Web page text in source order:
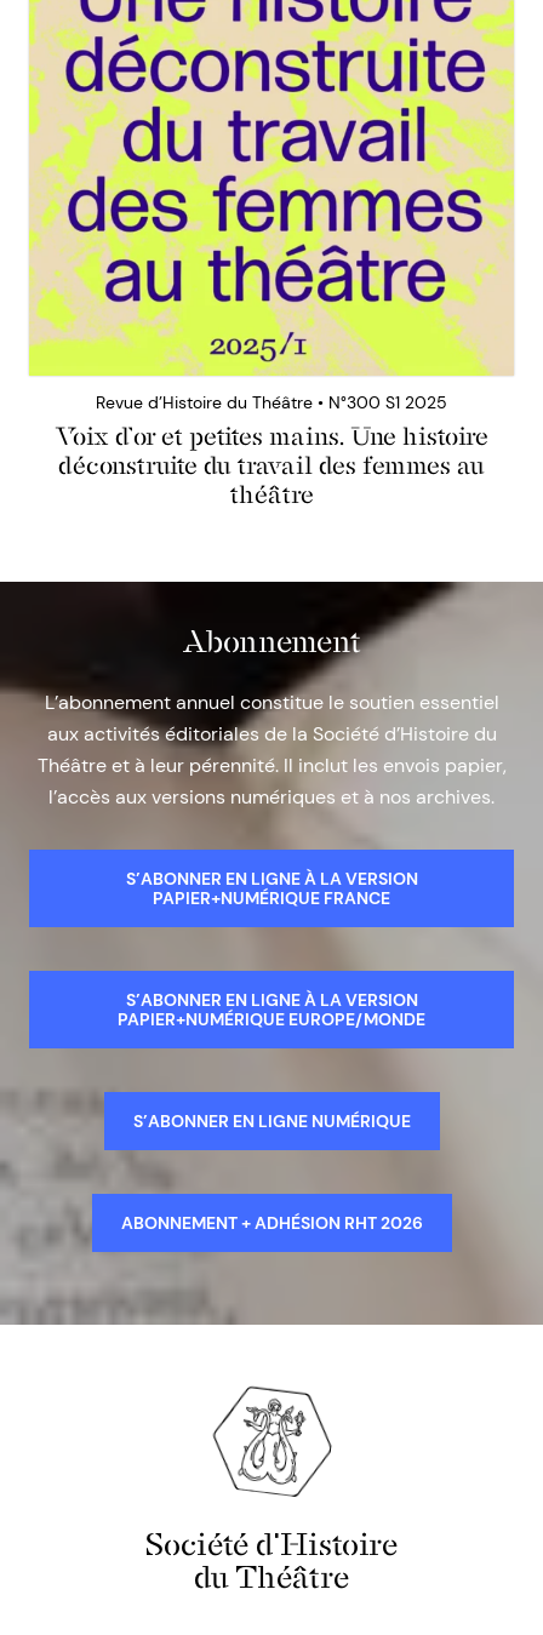
Revue d’Histoire du Théâtre • N°300 S1 2025
Voix d’or et petites mains. Une histoire
déconstruite du travail des femmes au
théâtre
Abonnement
L’abonnement annuel constitue le soutien essentiel
aux activités éditoriales de la Société d’Histoire du
Théâtre et à leur pérennité. Il inclut les envois papier,
l’accès aux versions numériques et à nos archives.
S’ABONNER EN LIGNE À LA VERSION
PAPIER+NUMÉRIQUE FRANCE
S’ABONNER EN LIGNE À LA VERSION
PAPIER+NUMÉRIQUE EUROPE/MONDE
S’ABONNER EN LIGNE NUMÉRIQUE
ABONNEMENT + ADHÉSION RHT 2026
Société d'Histoire
du Théâtre